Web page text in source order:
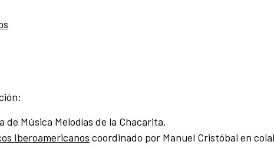
de Música Melodías de la Chacarita.
Iberoamericanos coordinado por Manuel Cristóbal en